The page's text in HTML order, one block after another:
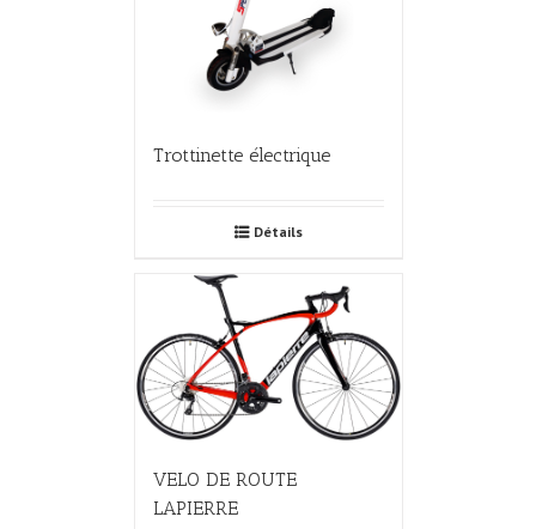
Trottinette électrique
Détails
VELO DE ROUTE
LAPIERRE